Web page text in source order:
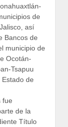
de
así
Bancos de
municipio de
Ocotán-
Tsapuu
de
fue
de la
Título